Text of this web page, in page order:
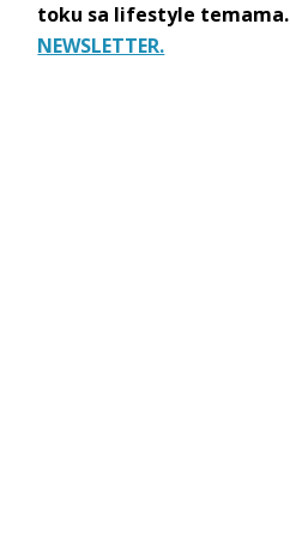
toku sa lifestyle temama.
NEWSLETTER.